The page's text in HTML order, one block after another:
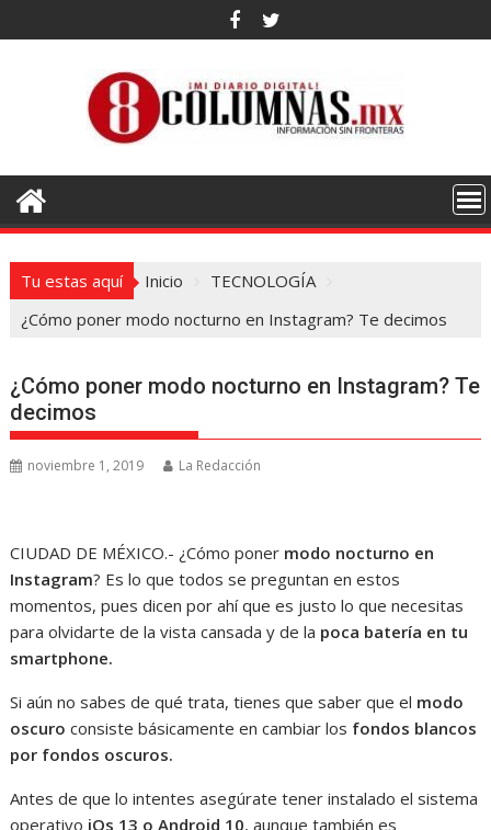
al
Tu estas aquí Inicio
TECNOLOGÍA
¿Cómo poner modo nocturno en Instagram? Te decimos
¿Cómo poner modo nocturno en Instagram? Te
decimos
noviembre 1, 2019 La Redacción
CIUDAD DE MÉXICO.- ¿Cómo poner modo nocturno en
Instagram? Es lo que todos se preguntan en estos
momentos, pues dicen por ahí que es justo lo que necesitas
para olvidarte de la vista cansada y de la poca batería en tu
smartphone.
Si aún no sabes de qué trata, tienes que saber que el modo
oscuro consiste básicamente en cambiar los fondos blancos
por fondos oscuros.
Antes de que lo intentes asegúrate tener instalado el sistema
operativo iOs 13 o Android 10, aunque también es